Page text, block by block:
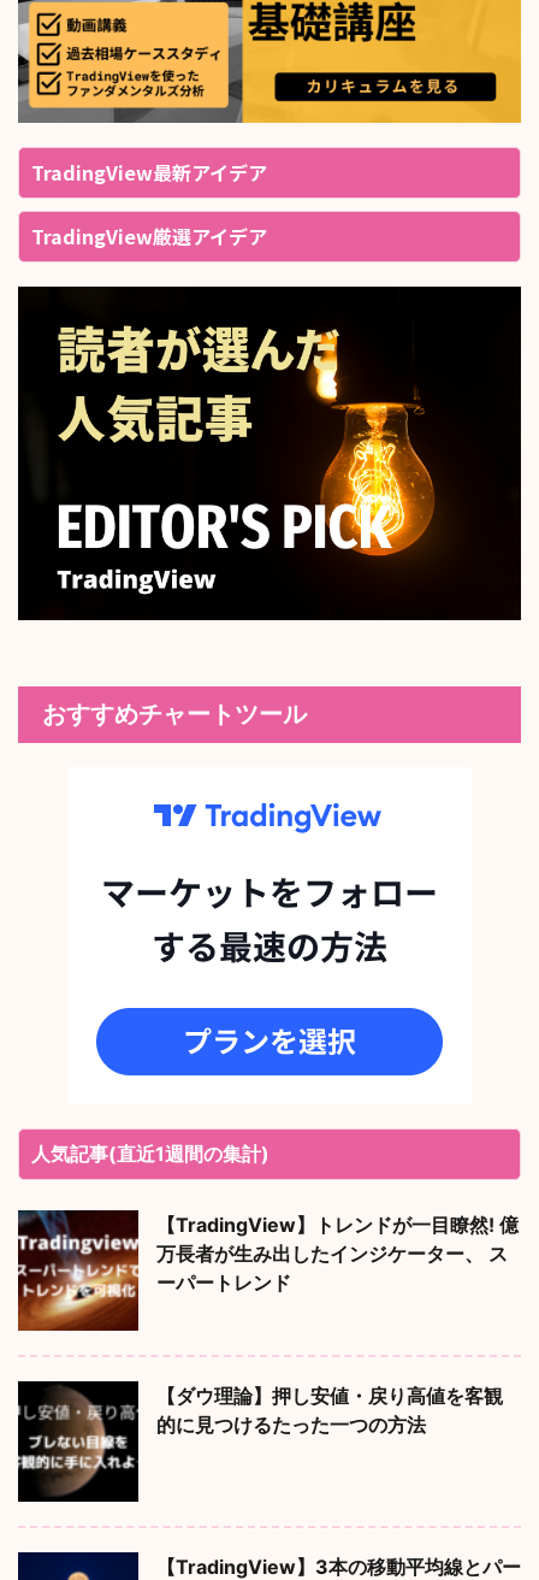
TradingView最新アイデア
TradingView厳選アイデア
おすすめチャートツール
人気記事(直近1週間の集計)
【TradingView】トレンドが一目瞭然! 億
万長者が生み出したインジケーター、 ス
ーパートレンド
【ダウ理論】押し安値・戻り高値を客観
的に見つけるたった一つの方法
【TradingView】3本の移動平均線とパー